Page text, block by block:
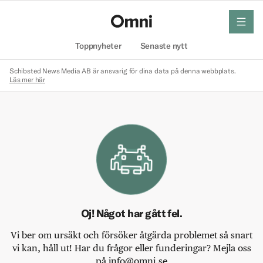
Toppnyheter Senaste nytt
meny
Schibsted News Media AB är ansvarig för dina data på denna webbplats.
Läs mer här
Oj! Något har gått fel.
Vi ber om ursäkt och försöker åtgärda problemet så snart
vi kan, håll ut! Har du frågor eller funderingar? Mejla oss